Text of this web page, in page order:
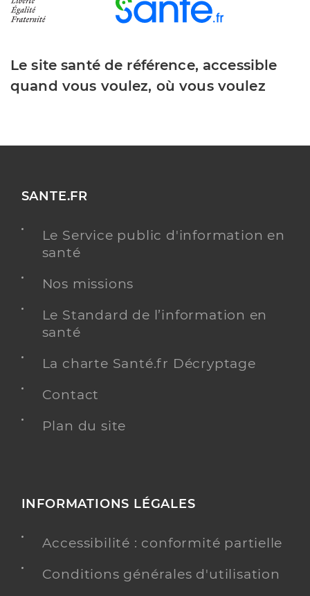
Le site santé de référence, accessible
quand vous voulez, où vous voulez
SANTE.FR
Le Service public d'information en
santé
Nos missions
Le Standard de l’information en
santé
La charte Santé.fr Décryptage
Contact
Plan du site
INFORMATIONS LÉGALES
Accessibilité : conformité partielle
Conditions générales d'utilisation